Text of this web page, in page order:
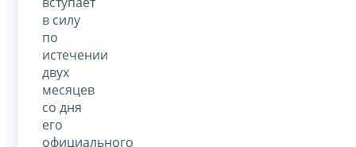
в силу
по
истечении
двух
месяцев
со дня
его
официального